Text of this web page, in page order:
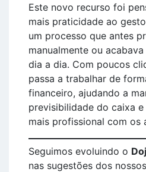
Este novo recurso foi
mais praticidade ao
um processo que antes
manualmente ou
dia a dia. Com poucos
passa a trabalhar de
financeiro, ajudando a
previsibilidade do caixa
mais profissional com os
Seguimos evoluindo o
nas sugestões dos